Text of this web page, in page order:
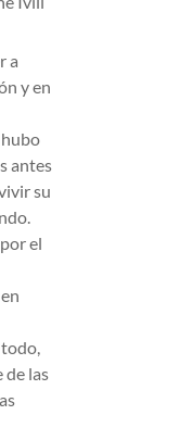
a
y en
antes
su
el
de las